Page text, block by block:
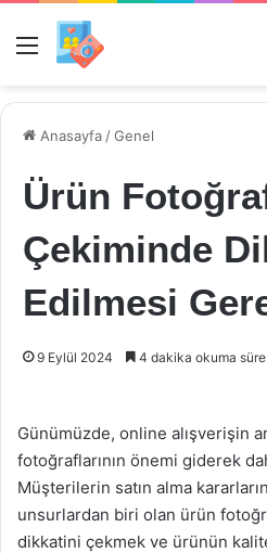
Menü
Anasayfa /Genel
Ürün
Çekiminde
Edilmesi
9 Eylül 2024 4 dakika okuma
Günümüzde, online alışverişin
fotoğraflarının önemi giderek
Müşterilerin satın alma
unsurlardan biri olan ürün
dikkatini çekmek ve ürünün